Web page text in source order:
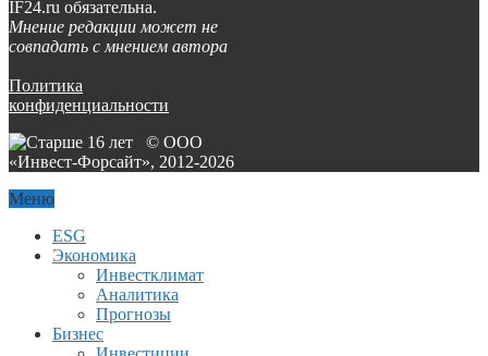
IF24.ru обязательна.
Мнение редакции может не
совпадать с мнением автора
Политика
конфиденциальности
© ООО
«Инвест-Форсайт», 2012-2026
Меню
ESG
Экономика
Инвестклимат
Аналитика
Прогнозы
Бизнес